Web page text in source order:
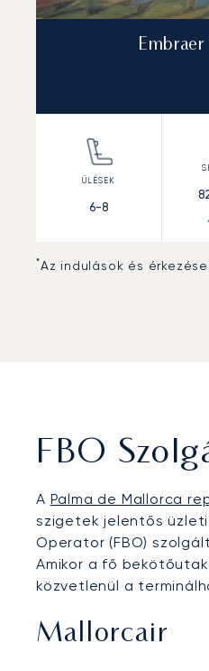
6-8
*Az indulások és
FBO
A Palma de Mallorca
szigetek jelentős
Operator (FBO)
Amikor a fő
közvetlenül a
Mallorcair